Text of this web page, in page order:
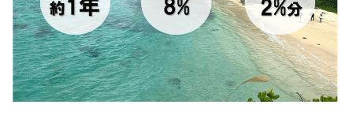
ソーシャルメディアポリシー
反社会的勢力に対する基本方針
電子決済等代行業に係る表示